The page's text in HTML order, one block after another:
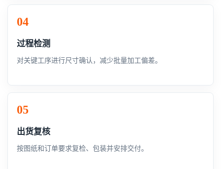
过程检测
对关键工序进行尺寸确认，减少批量加工偏差。
出货复核
按图纸和订单要求复检、包装并安排交付。